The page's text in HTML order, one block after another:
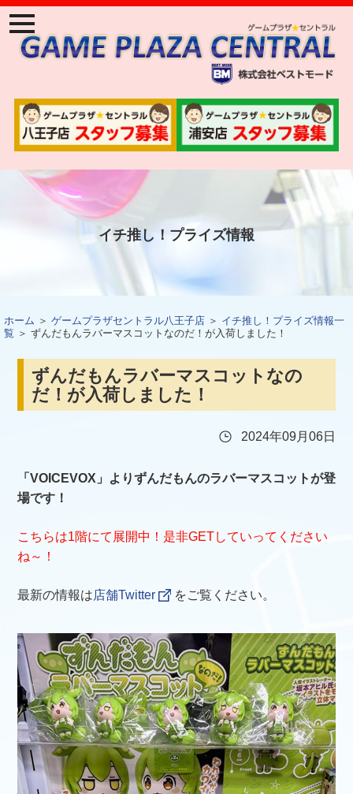
ナ
ビ
ゲ
ー
ン
メ
ニ
ュ
イチ推し！プライズ情報
ホーム ＞ ゲームプラザセントラル八王子店 ＞ イチ推し！プライズ情報一
覧 ＞ ずんだもんラバーマスコットなのだ！が入荷しました！
ずんだもんラバーマスコットなの
だ！が入荷しました！
2024年09月06日
「VOICEVOX」よりずんだもんのラバーマスコットが登
場です！
こちらは1階にて展開中！是非GETしていってください
ね～！
最新の情報は店舗Twitter をご覧ください。